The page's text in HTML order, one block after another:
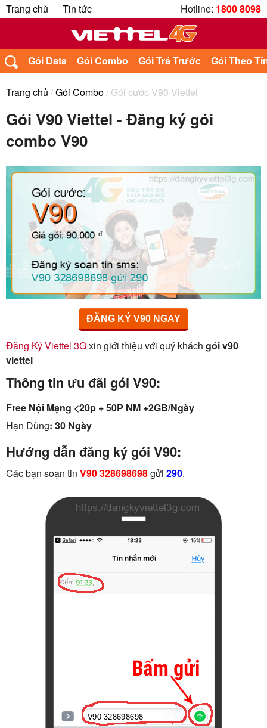
Trang chủ Tin tức Hotline: 1800 8098
Gói Data Gói Combo Gói Trả Trước Gói Theo
Trang chủ /Gói Combo/ Gói cước V90 Viettel
Gói V90 Viettel - Đăng ký gói
combo V90
ĐĂNG KÝ V90 NGAY
Đăng Ký Viettel 3Gxin giới thiệu với quý khách gói v90
viettel
Thông tin ưu đãi gói V90:
Free Nội Mạng <20p + 50P NM +2GB/Ngày
Hạn Dùng: 30 Ngày
Hướng dẫn đăng ký gói V90:
Các bạn soạn tin V90 328698698gửi 290.